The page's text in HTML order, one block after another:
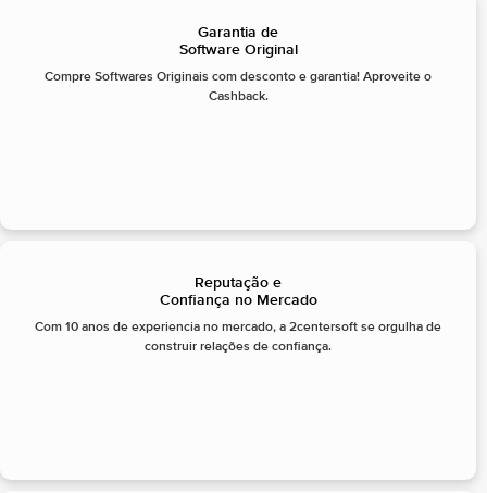
Garantia de
Software Original
Compre Softwares Originais com desconto e garantia! Aproveite o
Cashback.
Reputação e
Confiança no Mercado
Com 10 anos de experiencia no mercado, a 2centersoft se orgulha de
construir relações de confiança.